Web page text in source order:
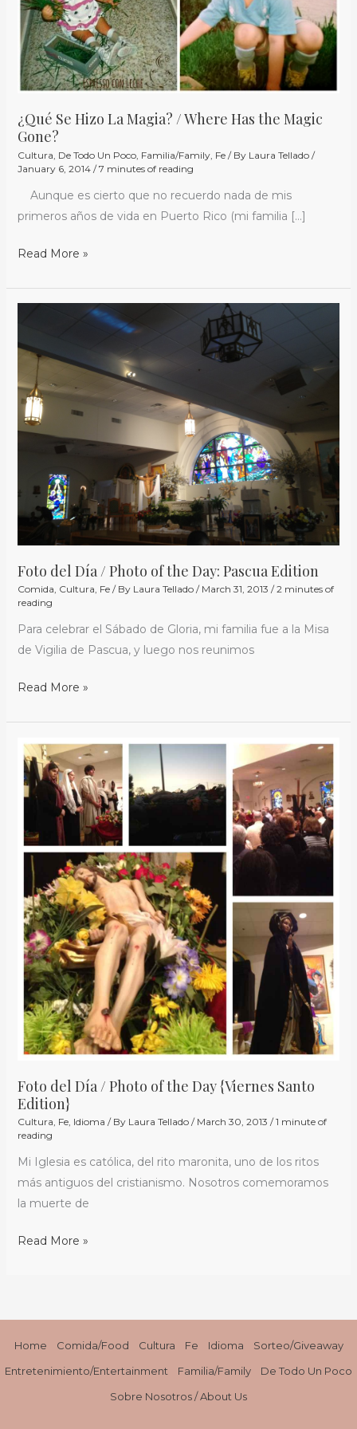
¿Qué Se Hizo La Magia? / Where Has the Magic
Gone?
Cultura De Todo Un Poco, Familia/Family, Fe/ By Laura Tellado /
January 6, 2014 /7 minutes of reading
Aunque es cierto que no recuerdo nada de mis
primeros años de vida en Puerto Rico (mi familia […]
La
Magia?
/
Where
Has
Magic
Gone?
Read More »
Foto del Día / Photo of the Day: Pascua Edition
Comida, Cultura, Fe/ By Laura Tellado / March 31, 2013 /2 minutes of
reading
Para celebrar el Sábado de Gloria, mi familia fue a la Misa
de Vigilia de Pascua, y luego nos reunimos
Día
Photo
of
the
Pascua
Edition
Read More »
Foto del Día / Photo of the Day {Viernes Santo
Edition}
Cultura, Fe, Idioma / By Laura Tellado / March 30, 2013 /1 minute of
reading
Mi Iglesia es católica, del rito maronita, uno de los ritos
más antiguos del cristianismo. Nosotros comemoramos
la muerte de
Foto
del
Día
Photo
of
the
Day
{Viernes
Santo
Edition}
Read More »
Home Comida/Food Cultura Fe Idioma
Sorteo/Giveaway
Entretenimiento/Entertainment
Familia/Family
De Todo Un Poco
Sobre Nosotros / About Us